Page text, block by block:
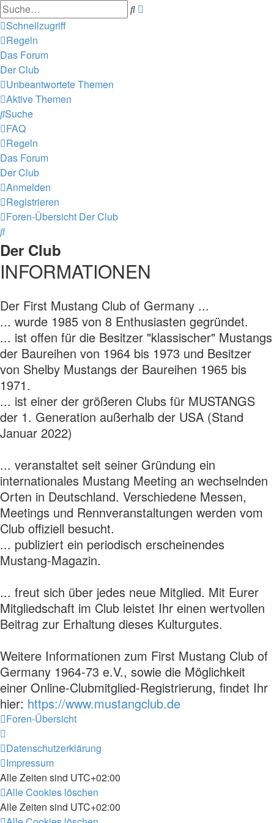
Suche
Schnellzugriff
Regeln
Das Forum
Der Club
Unbeantwortete Themen
Aktive Themen
Suche
FAQ
Regeln
Das Forum
Der Club
Anmelden
Registrieren
Foren-Übersicht Der Club
Suche
Der Club
INFORMATIONEN
Der First Mustang Club of Germany ...
... wurde 1985 von 8 Enthusiasten gegründet.
... ist offen für die Besitzer "klassischer" Mustangs
der Baureihen von 1964 bis 1973 und Besitzer
von Shelby Mustangs der Baureihen 1965 bis
1971.
... ist einer der größeren Clubs für MUSTANGS
der 1. Generation außerhalb der USA (Stand
Januar 2022)
... veranstaltet seit seiner Gründung ein
internationales Mustang Meeting an wechselnden
Orten in Deutschland. Verschiedene Messen,
Meetings und Rennveranstaltungen werden vom
Club offiziell besucht.
... publiziert ein periodisch erscheinendes
Mustang-Magazin.
... freut sich über jedes neue Mitglied. Mit Eurer
Mitgliedschaft im Club leistet Ihr einen wertvollen
Beitrag zur Erhaltung dieses Kulturgutes.
Weitere Informationen zum First Mustang Club of
Germany 1964-73 e.V., sowie die Möglichkeit
einer Online-Clubmitglied-Registrierung, findet Ihr
hier: https://www.mustangclub.de
Foren-Übersicht
Datenschutzerklärung
Impressum
Alle Zeiten sind UTC+02:00
Alle Cookies löschen
Alle Zeiten sind UTC+02:00